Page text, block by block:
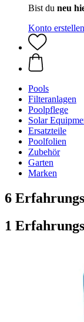
Bist du neu
Konto erstellen
Pools
Filteranlagen
Poolpflege
Solar
Ersatzteile
Poolfolien
Zubehör
Garten
Marken
6
1